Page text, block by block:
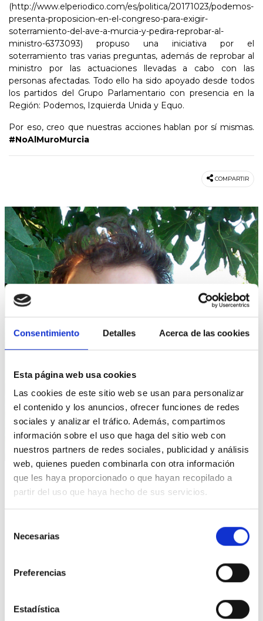
Consentimiento Detalles Acerca de las cookies
Esta página web usa cookies
Las cookies de este sitio web se usan para personalizar
el contenido y los anuncios, ofrecer funciones de redes
sociales y analizar el tráfico. Además, compartimos
información sobre el uso que haga del sitio web con
nuestros partners de redes sociales, publicidad y análisis
web, quienes pueden combinarla con otra información
que les haya proporcionado o que hayan recopilado a
partir del uso que haya hecho de sus servicios.
Necesarias
Preferencias
Estadística
(http://www.elperiodico.com/es/politica/20171023/podemos-
presenta-proposicion-en-el-congreso-para-exigir-
soterramiento-del-ave-a-murcia-y-pedira-reprobar-al-
ministro-6373093) propuso una iniciativa por el
soterramiento tras varias preguntas, además de reprobar al
ministro por las actuaciones llevadas a cabo con las
personas afectadas. Todo ello ha sido apoyado desde todos
los partidos del Grupo Parlamentario con presencia en la
Región: Podemos, Izquierda Unida y Equo.
Por eso, creo que nuestras acciones hablan por sí mismas.
#NoAlMuroMurcia
COMPARTIR
PREGUNTA
soterramiento integral de las
en superficie a Murcia?
Buenas,